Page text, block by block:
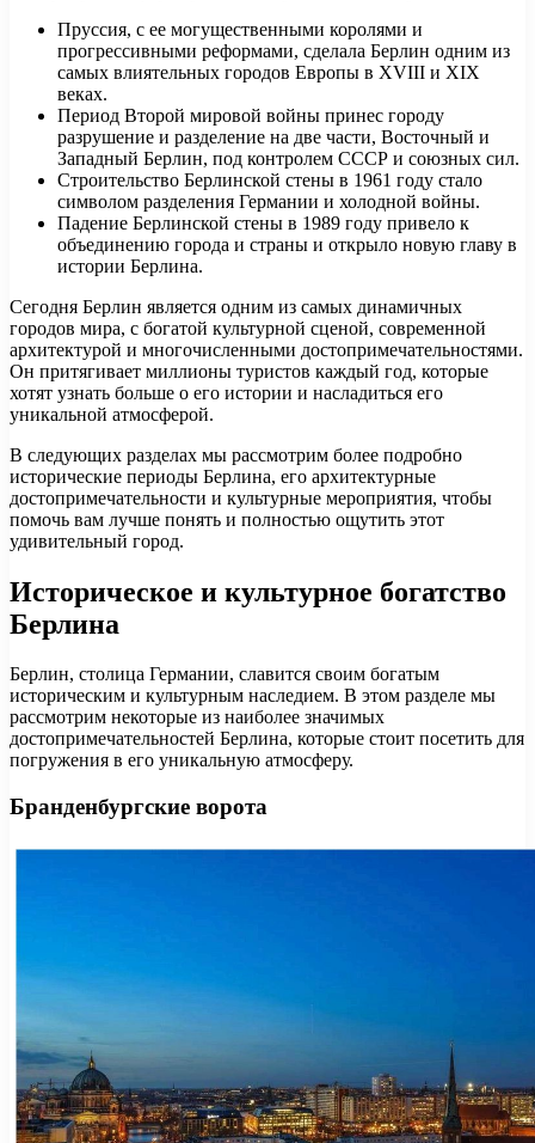
Пруссия, с ее могущественными королями и
прогрессивными реформами, сделала Берлин одним из
самых влиятельных городов Европы в XVIII и XIX
веках.
Период Второй мировой войны принес городу
разрушение и разделение на две части, Восточный и
Западный Берлин, под контролем СССР и союзных сил.
Строительство Берлинской стены в 1961 году стало
символом разделения Германии и холодной войны.
Падение Берлинской стены в 1989 году привело к
объединению города и страны и открыло новую главу в
истории Берлина.
Сегодня Берлин является одним из самых динамичных
городов мира, с богатой культурной сценой, современной
архитектурой и многочисленными достопримечательностями.
Он притягивает миллионы туристов каждый год, которые
хотят узнать больше о его истории и насладиться его
уникальной атмосферой.
В следующих разделах мы рассмотрим более подробно
исторические периоды Берлина, его архитектурные
достопримечательности и культурные мероприятия, чтобы
помочь вам лучше понять и полностью ощутить этот
удивительный город.
Историческое и культурное богатство
Берлина
Берлин, столица Германии, славится своим богатым
историческим и культурным наследием. В этом разделе мы
рассмотрим некоторые из наиболее значимых
достопримечательностей Берлина, которые стоит посетить для
погружения в его уникальную атмосферу.
Бранденбургские ворота